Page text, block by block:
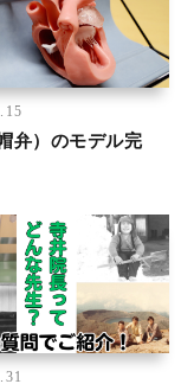
弁）のモデル完